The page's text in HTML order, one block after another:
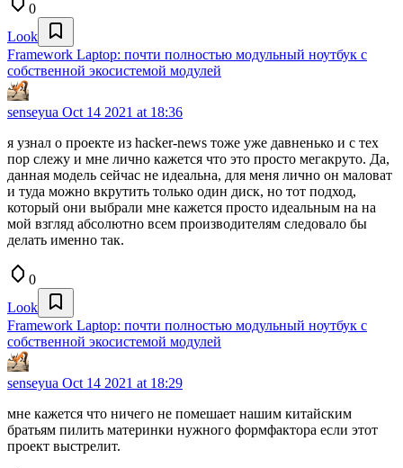
0
Look
Framework Laptop: почти полностью модульный ноутбук с
собственной экосистемой модулей
senseyua Oct 14 2021 at 18:36
я узнал о проекте из hacker-news тоже уже давненько и с тех
пор слежу и мне лично кажется что это просто мегакруто. Да,
данная модель сейчас не идеальна, для меня лично он маловат
и туда можно вкрутить только один диск, но тот подход,
который они выбрали мне кажется просто идеальным на на
мой взгляд абсолютно всем производителям следовало бы
делать именно так.
0
Look
Framework Laptop: почти полностью модульный ноутбук с
собственной экосистемой модулей
senseyua Oct 14 2021 at 18:29
мне кажется что ничего не помешает нашим китайским
братьям пилить материнки нужного формфактора если этот
проект выстрелит.